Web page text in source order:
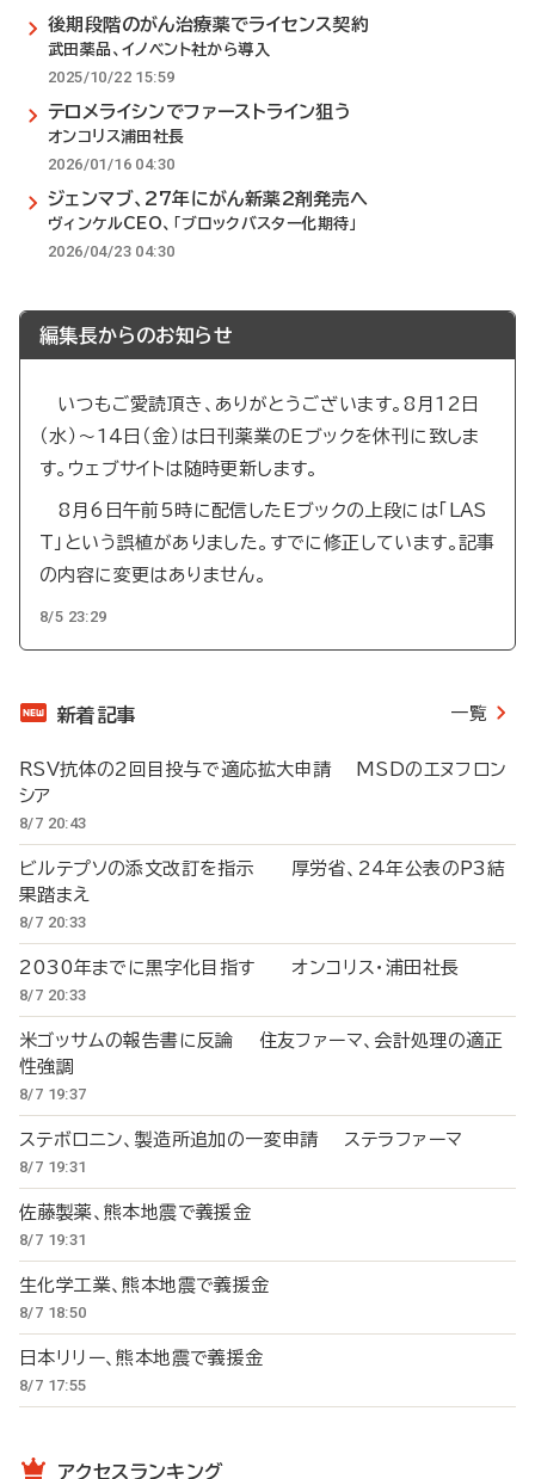
後期段階のがん治療薬でライセンス契約
武田薬品、イノベント社から導入
2025/10/22 15:59
テロメライシンでファーストライン狙う
オンコリス浦田社長
2026/01/16 04:30
ジェンマブ、27年にがん新薬2剤発売へ
ヴィンケルCEO、「ブロックバスター化期待」
2026/04/23 04:30
編集長からのお知らせ
いつもご愛読頂き、ありがとうございます。8月12日
（水）～14日（金）は日刊薬業のEブックを休刊に致しま
す。ウェブサイトは随時更新します。
8月6日午前5時に配信したEブックの上段には「LAS
T」という誤植がありました。すでに修正しています。記事
の内容に変更はありません。
8/5 23:29
新着記事 一覧
RSV抗体の2回目投与で適応拡大申請 MSDのエヌフロン
シア
8/7 20:43
ビルテプソの添文改訂を指示 厚労省、24年公表のP3結
果踏まえ
8/7 20:33
2030年までに黒字化目指す オンコリス・浦田社長
8/7 20:33
米ゴッサムの報告書に反論 住友ファーマ、会計処理の適正
性強調
8/7 19:37
ステボロニン、製造所追加の一変申請 ステラファーマ
8/7 19:31
佐藤製薬、熊本地震で義援金
8/7 19:31
生化学工業、熊本地震で義援金
8/7 18:50
日本リリー、熊本地震で義援金
8/7 17:55
アクセスランキング